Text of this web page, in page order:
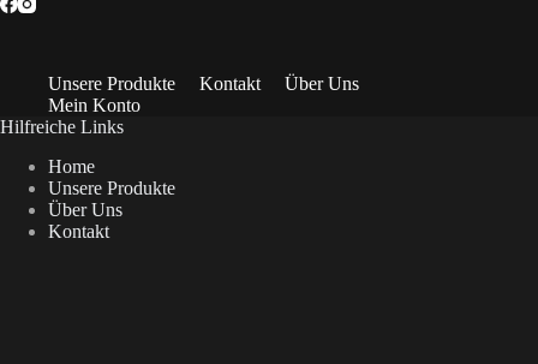
Unsere Produkte Kontakt
Über Uns
Mein Konto
Hilfreiche Links
Home
Unsere Produkte
Über Uns
Kontakt